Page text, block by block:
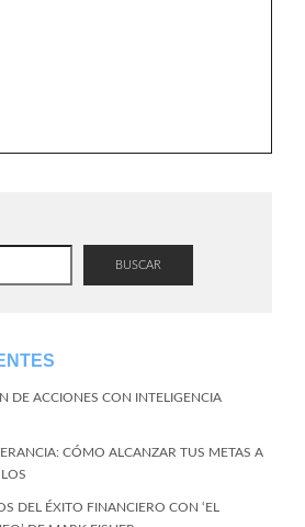
BUSCAR
DE ACCIONES CON INTELIGENCIA
CÓMO ALCANZAR TUS METAS A
DEL ÉXITO FINANCIERO CON ‘EL